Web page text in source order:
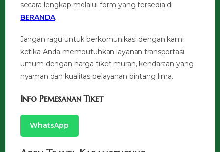
secara lengkap melalui form yang tersedia di
BERANDA.
Jangan ragu untuk berkomunikasi dengan kami
ketika Anda membutuhkan layanan transportasi
umum dengan harga tiket murah, kendaraan yang
nyaman dan kualitas pelayanan bintang lima.
Info Pemesanan Tiket
WhatsApp